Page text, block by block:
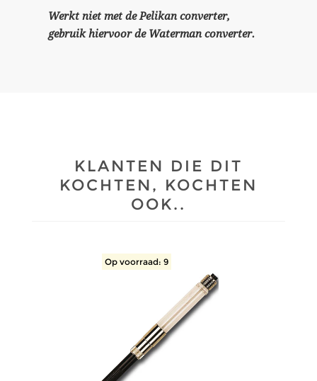
Werkt niet met de Pelikan converter,
gebruik hiervoor de Waterman converter.
KLANTEN DIE DIT
KOCHTEN, KOCHTEN
OOK..
Op voorraad: 9